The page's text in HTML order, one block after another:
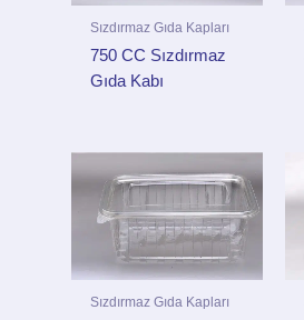
Sızdırmaz Gıda Kapları
750 CC Sızdırmaz
Gıda Kabı
Sızdırmaz Gıda Kapları